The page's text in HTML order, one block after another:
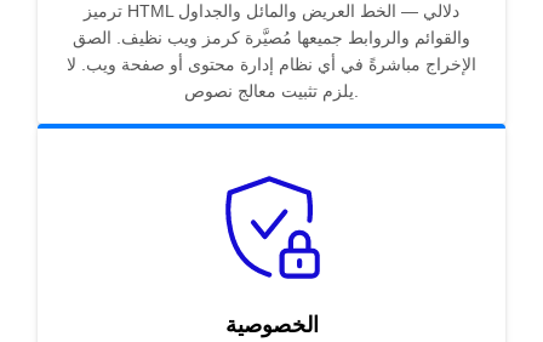
ترميز HTML دلالي — الخط العريض والمائل والجداول
والقوائم والروابط جميعها مُصيَّرة كرمز ويب نظيف. الصق
الإخراج مباشرةً في أي نظام إدارة محتوى أو صفحة ويب. لا
يلزم تثبيت معالج نصوص.
الخصوصية